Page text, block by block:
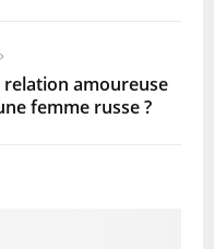
amoureuse
femme russe ?